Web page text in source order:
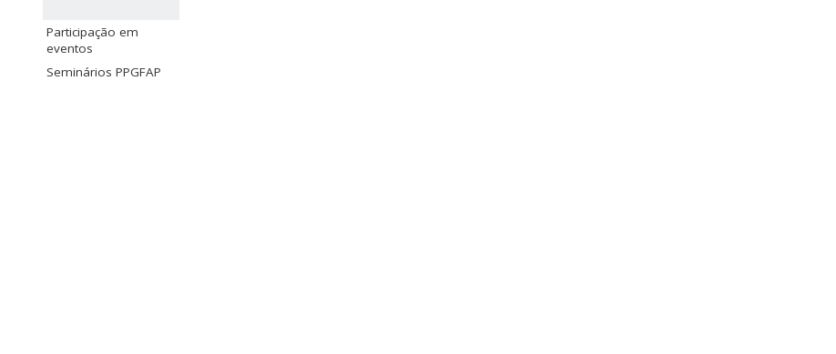
Participação em
eventos
Seminários PPGFAP